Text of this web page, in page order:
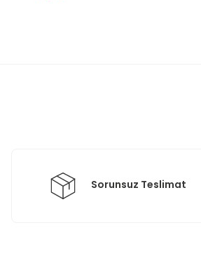
Sorunsuz Teslimat